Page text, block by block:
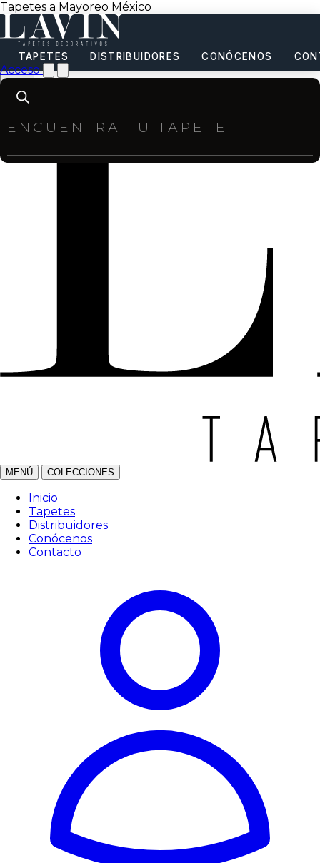
Tapetes a Mayoreo México
TAPETES DISTRIBUIDORES CONÓCENOS
Acceso
Products
search
MENÚ COLECCIONES
Inicio
Tapetes
Distribuidores
Conócenos
Contacto